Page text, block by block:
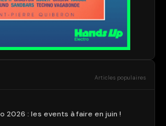
Articles populaires
2026 : les events à faire en juin !